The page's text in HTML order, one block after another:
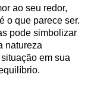
ao seu redor,
o que parece ser.
pode simbolizar
natureza
em sua